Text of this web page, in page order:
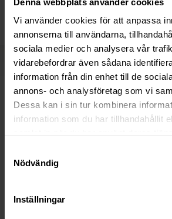
Vi använder cookies för att anpassa
annonserna till användarna,
sociala medier och analysera vår
vidarebefordrar även sådana
information från din enhet till de
annons- och analysföretag som vi
Dessa kan i sin tur kombinera
information som du har tillhandahållit
Nödvändig
Inställningar
Advokat och delägare |
Fler nyheter
17 Mar 2026
Anbudsunderlag:
DalNord Holding ABs konkursbo,
försäljningsprocessen. För fullständig